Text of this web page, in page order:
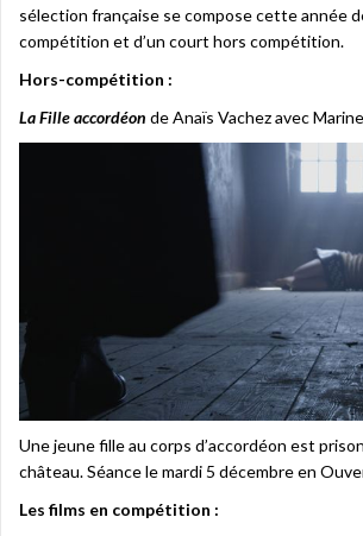
sélection française se compose cette année
compétition et d’un court hors compétition.
Hors-compétition :
La Fille accordéon de Anaïs Vachez avec
Une jeune fille au corps d’accordéon est
château. Séance le mardi 5 décembre en
Les films en compétition :